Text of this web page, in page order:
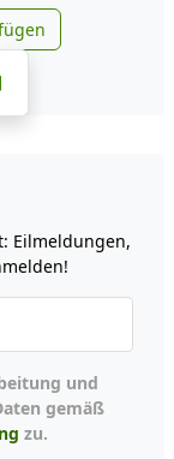
Google
auf Telegram
X
Eilmeldungen,
gemäß
zu.